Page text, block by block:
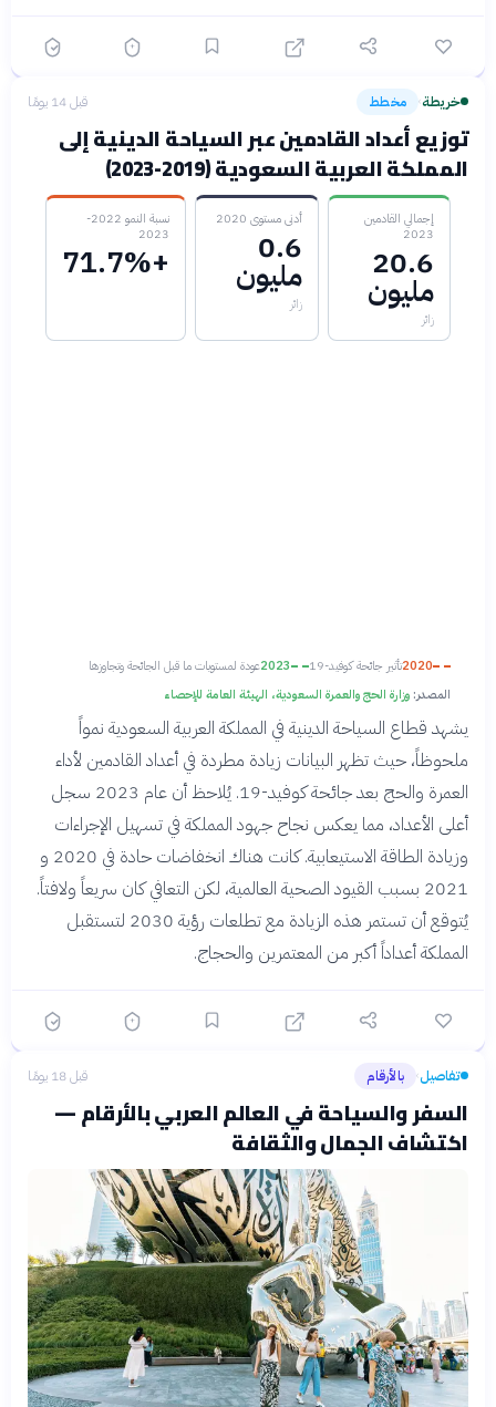
خريطة› مخطط قبل 14 يومًا
توزيع أعداد القادمين عبر السياحة الدينية إلى
المملكة العربية السعودية (2019-2023)
إجمالي القادمين
2023
20.6
مليون
زائر
أدنى مستوى 2020
0.6
مليون
زائر
نسبة النمو 2022-
2023
+71.7%
2020تأثير جائحة كوفيد-19 2023عودة لمستويات ما قبل الجائحة وتجاوزها
المصدر: وزارة الحج والعمرة السعودية، الهيئة العامة للإحصاء
يشهد قطاع السياحة الدينية في المملكة العربية السعودية نمواً
ملحوظاً، حيث تظهر البيانات زيادة مطردة في أعداد القادمين لأداء
العمرة والحج بعد جائحة كوفيد-19. يُلاحظ أن عام 2023 سجل
أعلى الأعداد، مما يعكس نجاح جهود المملكة في تسهيل الإجراءات
وزيادة الطاقة الاستيعابية. كانت هناك انخفاضات حادة في 2020 و
2021 بسبب القيود الصحية العالمية، لكن التعافي كان سريعاً ولافتاً.
يُتوقع أن تستمر هذه الزيادة مع تطلعات رؤية 2030 لتستقبل
المملكة أعداداً أكبر من المعتمرين والحجاج.
تفاصيل› بالأرقام قبل 18 يومًا
السفر والسياحة في العالم العربي بالأرقام —
اكتشاف الجمال والثقافة